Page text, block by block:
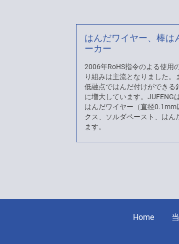
はんだワイヤー、棒は
ーカー
2006年RoHS指令のよる使用
り組みは主流となりました
低融点ではんだ付けができる
に増大しています。JUFENG
はんだワイヤー（直径
クス、ソルダペースト、はん
ます。
Home